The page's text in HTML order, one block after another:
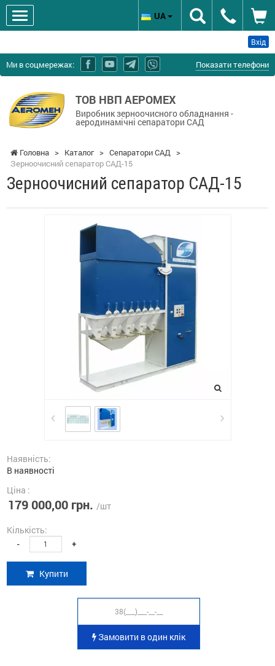
Вхід
Ми в соцмережах: Показати телефони
ТОВ НВП АЕРОМЕХ
Виробник зерноочисного обладнання -
аеродинамічні сепаратори САД
UA
Головна > Каталог > Сепаратори САД
>
Зерноочисний сепаратор САД-15
Зерноочисний сепаратор САД-15
Наявність:
В наявності
Ціна :
179 000,00 грн. /шт
Кількість:
- +
Купити
Замовити в один клік